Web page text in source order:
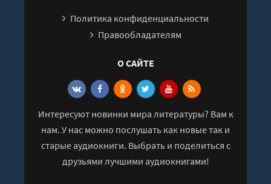
Политика конфиденциальности
Правообладателям
О САЙТЕ
Интересуют новинки мира литературы? Вам к
нам. У нас можно послушать как новые так и
старые аудиокниги. Выбрать и поделиться с
друзьями лучшими аудиокнигами!